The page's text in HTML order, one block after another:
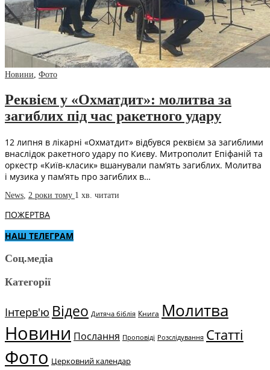
Новини, Фото
Реквієм у «Охматдит»: молитва за
загиблих під час ракетного удару
12 липня в лікарні «Охматдит» відбувся реквієм за загиблими
внаслідок ракетного удару по Києву. Митрополит Епіфаній та
оркестр «Київ-класик» вшанували пам’ять загиблих. Молитва
і музика у пам’ять про загиблих в…
News, 2 роки тому 1 хв. читати
ПОЖЕРТВА
НАШ ТЕЛЕГРАМ
Соц.медіа
Категорії
Інтерв'ю Відео Дитяча біблія Книга Молитва
Новини Послання Проповіді Розслідування Статті
Фото Церковний календар